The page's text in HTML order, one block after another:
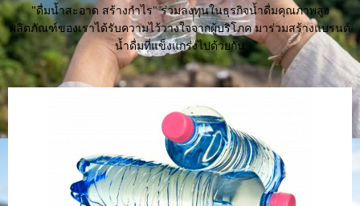
"ดื่มน้ำสะอาด สร้างกำไร" ร่วมลงทุนในธุรกิจน้ำดื่มคุณภาพสูง
ผลิตภัณฑ์ของเราได้รับความไว้วางใจจากผู้บริโภค มาร่วมสร้างแบรนด์
น้ำดื่มที่แข็งแกร่งไปด้วยกัน